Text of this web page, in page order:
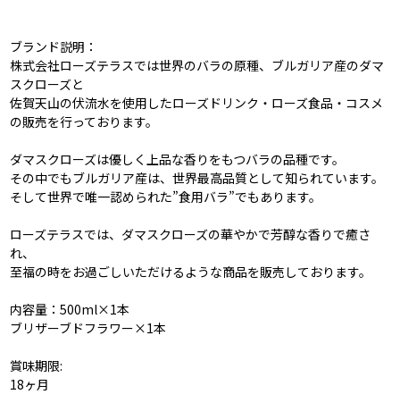
ブランド説明：
株式会社ローズテラスでは世界のバラの原種、ブルガリア産のダマ
スクローズと
佐賀天山の伏流水を使用したローズドリンク・ローズ食品・コスメ
の販売を行っております。
ダマスクローズは優しく上品な香りをもつバラの品種です。
その中でもブルガリア産は、世界最高品質として知られています。
そして世界で唯一認められた”食用バラ”でもあります。
ローズテラスでは、ダマスクローズの華やかで芳醇な香りで癒さ
れ、
至福の時をお過ごしいただけるような商品を販売しております。
内容量：500ml×1本
ブリザーブドフラワー×1本
賞味期限:
18ヶ月